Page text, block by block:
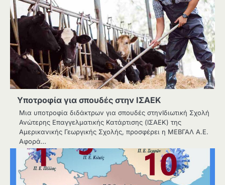
Υποτροφία για σπουδές στην ΙΣΑΕΚ
Μια υποτροφία διδάκτρων για σπουδές στηνΙδιωτική Σχολή
Ανώτερης Επαγγελματικής Κατάρτισης (ΙΣΑΕΚ) της
Αμερικανικής Γεωργικής Σχολής, προσφέρει η ΜΕΒΓΑΛ Α.Ε.
Αφορά…